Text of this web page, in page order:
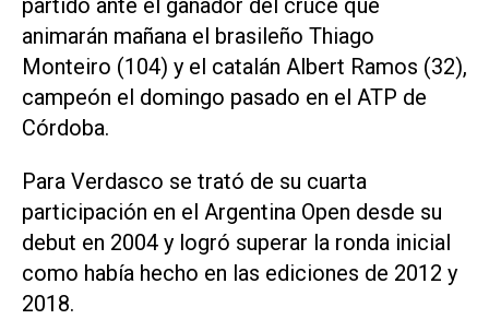
partido ante el ganador del cruce que
animarán mañana el brasileño Thiago
Monteiro (104) y el catalán Albert Ramos (32),
campeón el domingo pasado en el ATP de
Córdoba.
Para Verdasco se trató de su cuarta
participación en el Argentina Open desde su
debut en 2004 y logró superar la ronda inicial
como había hecho en las ediciones de 2012 y
2018.